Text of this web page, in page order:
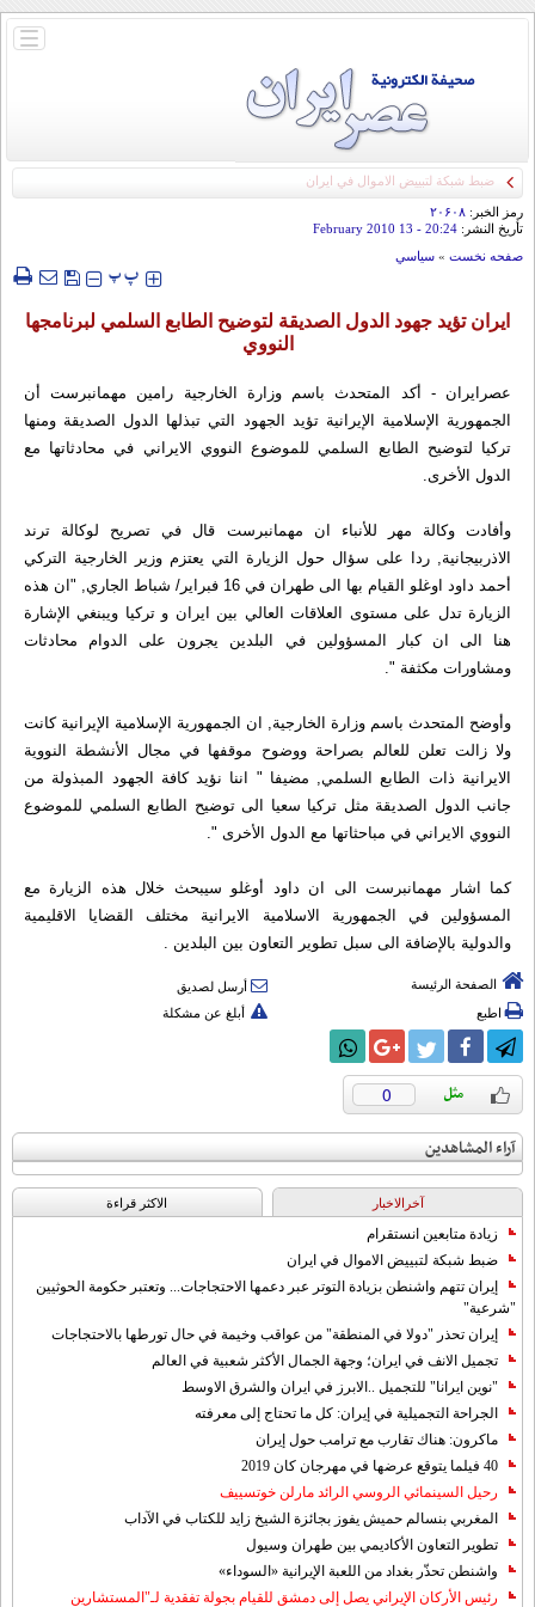
باز
ضبط شبكة لتبييض الاموال في ايران
رمز الخبر: ۲۰۶۰۸
تأريخ النشر: 20:24
- 13 February 2010
صفحه نخست » سياسي
‍‍‍ پپ
ايران تؤيد جهود الدول الصديقة لتوضيح الطابع السلمي لبرنامجها
النووي
عصرایران - أكد المتحدث باسم وزارة الخارجية رامين مهمانبرست أن
الجمهورية الإسلامية الإيرانية تؤيد الجهود التي تبذلها الدول الصديقة ومنها
تركيا لتوضيح الطابع السلمي للموضوع النووي الايراني في محادثاتها مع
الدول الأخرى.
وأفادت وكالة مهر للأنباء ان مهمانبرست قال في تصريح لوكالة ترند
الاذربيجانية, ردا على سؤال حول الزيارة التي يعتزم وزير الخارجية التركي
أحمد داود اوغلو القيام بها الى طهران في 16 فبراير/ شباط الجاري, "ان هذه
الزيارة تدل على مستوى العلاقات العالي بين ايران و تركيا ويبنغي الإشارة
هنا الى ان كبار المسؤولين في البلدين يجرون على الدوام محادثات
ومشاورات مكثفة ".
وأوضح المتحدث باسم وزارة الخارجية, ان الجمهورية الإسلامية الإيرانية كانت
ولا زالت تعلن للعالم بصراحة ووضوح موقفها في مجال الأنشطة النووية
الايرانية ذات الطابع السلمي, مضيفا " اننا نؤيد كافة الجهود المبذولة من
جانب الدول الصديقة مثل تركيا سعيا الى توضيح الطابع السلمي للموضوع
النووي الايراني في مباحثاتها مع الدول الأخرى ".
كما اشار مهمانبرست الى ان داود أوغلو سيبحث خلال هذه الزيارة مع
المسؤولين في الجمهورية الاسلامية الايرانية مختلف القضايا الاقليمية
والدولية بالإضافة الى سبل تطوير التعاون بين البلدين .
الصفحة الرئيسة
أرسل لصديق
اطبع
أبلغ عن مشكلة
0
آراء المشاهدين
آخرالاخبار الاکثر قراءة
زيادة متابعين انستقرام
ضبط شبكة لتبييض الاموال في ايران
إيران تتهم واشنطن بزيادة التوتر عبر دعمها الاحتجاجات... وتعتبر حكومة الحوثيين
"شرعية"
إيران تحذر "دولا في المنطقة" من عواقب وخيمة في حال تورطها بالاحتجاجات
تجميل الانف في ايران؛ وجهة الجمال الأكثر شعبية في العالم
"نوين ايرانا" للتجميل ..الابرز في ايران والشرق الاوسط
الجراحة التجميلية في إيران: كل ما تحتاج إلى معرفته
ماكرون: هناك تقارب مع ترامب حول إيران
40 فيلما يتوقع عرضها في مهرجان كان 2019
رحيل السينمائي الروسي الرائد مارلن خوتسييف
المغربي بنسالم حميش يفوز بجائزة الشيخ زايد للكتاب في الآداب
تطوير التعاون الأكاديمي بين طهران وسيول
واشنطن تحذّر بغداد من اللعبة الإيرانية «السوداء»
رئيس الأركان الإيراني يصل إلى دمشق للقيام بجولة تفقدية لـ"المستشارين